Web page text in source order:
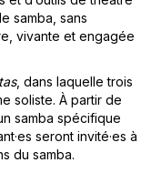
samba, sans
vivante et engagée
, dans laquelle trois
soliste. À partir de
samba spécifique
seront invité·es à
du samba.